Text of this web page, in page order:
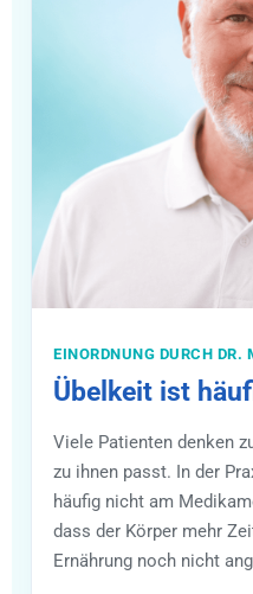
EINORDNUNG DURCH DR.
Übelkeit ist
Viele Patienten denken
zu ihnen passt. In der
häufig nicht am
dass der Körper mehr
Ernährung noch nicht